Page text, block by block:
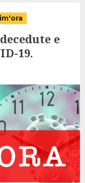
e
19.